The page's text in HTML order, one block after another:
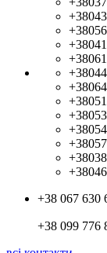
+38 067 630
+38 099 776